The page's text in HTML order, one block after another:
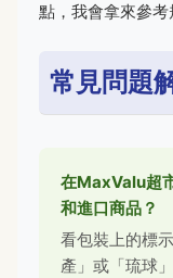
點，我會拿來參考
常見問題
在MaxValu超
和進口商品？
看包裝上的標
產」或「琉球